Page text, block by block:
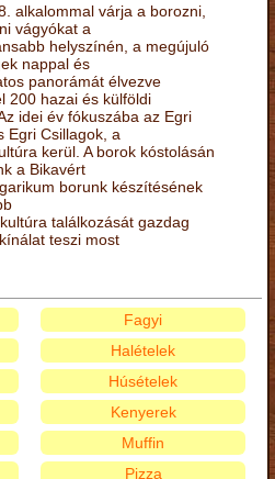
alkalommal várja a borozni,
vágyókat a
helyszínén, a megújuló
nappal és
panorámát élvezve
200 hazai és külföldi
idei év fókuszába az Egri
Egri Csillagok, a
kerül. A borok kóstolásán
a Bikavért
borunk készítésének
találkozását gazdag
teszi most
Fagyi
Halételek
Húsételek
Kenyerek
Muffin
Pizza